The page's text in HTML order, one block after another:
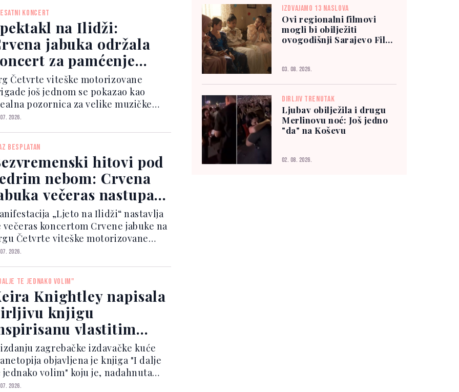
posjetioce koje se odnose na
ulaska, sigurnosne
i kretanje unutar
zona.
KONCERT
na Ilidži:
jabuka održala
za pamćenje
nekoliko hiljada
Četvrte viteške motorizovane
još jednom se pokazao kao
pozornica za velike muzičke
i sinoć je bio ispunjen
koju je priredio legendarni
bend Crvena jabuka.
2026.
BESPLATAN
hitovi pod
nebom: Crvena
večeras nastupa
Ilidži „Ljeto na Ilidži“ nastavlja
večeras koncertom Crvene jabuke na
Četvrte viteške motorizovane
2026.
TE JEDNAKO VOLIM"
Knightley napisala
knjigu
vlastitim
zagrebačke izdavačke kuće
objavljena je knjiga "I dalje
jednako volim" koju je, nadahnuta
iskustvom majčinstva kao
2026.
IZDVAJAMO 13 NASLOVA
Ovi regionalni filmovi
mogli bi obilježiti
ovogodišnji Sarajevo Film
03. 08. 2026.
DIRLJIV TRENUTAK
Ljubav obilježila i drugu
Merlinovu noć: Još jedno
"da" na Koševu
02. 08. 2026.